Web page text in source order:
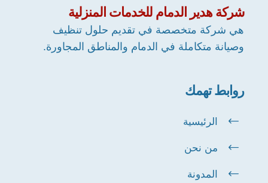
شركةهدير الدمام للخدمات المنزلية
هي شركة متخصصة في تقديم حلول تنظيف
وصيانة متكاملة في الدمام والمناطق المجاورة.
روابط تهمك
الرئيسية
من نحن
المدونة